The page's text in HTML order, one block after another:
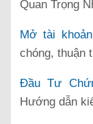
Quan Trọng
Mở tài
chóng, thuận
Đầu Tư
Hướng dẫn